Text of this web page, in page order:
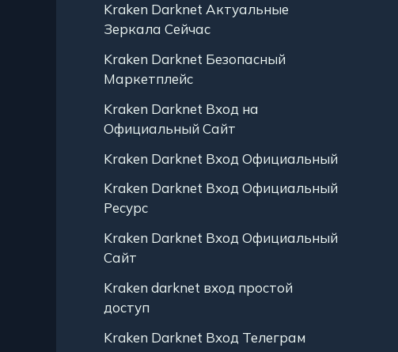
Kraken Darknet Актуальные
Зеркала Сейчас
Kraken Darknet Безопасный
Маркетплейс
Kraken Darknet Вход на
Официальный Сайт
Kraken Darknet Вход Официальный
Kraken Darknet Вход Официальный
Ресурс
Kraken Darknet Вход Официальный
Сайт
Kraken darknet вход простой
доступ
Kraken Darknet Вход Телеграм